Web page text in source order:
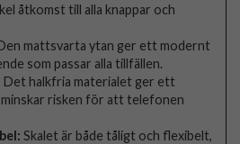
åtkomst till alla knappar och
mattsvarta ytan ger ett modernt
som passar alla tillfällen.
Det halkfria materialet ger ett
risken för att telefonen
Skalet är både tåligt och flexibelt,